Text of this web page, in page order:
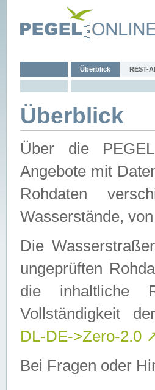
Überblick REST-
Überblick
Über die
Angebote mit
Rohdaten
Wasserstände,
Die
ungeprüften
die inhaltliche
Vollständigkeit
DL-DE->Zero-2.0
Bei Fragen oder